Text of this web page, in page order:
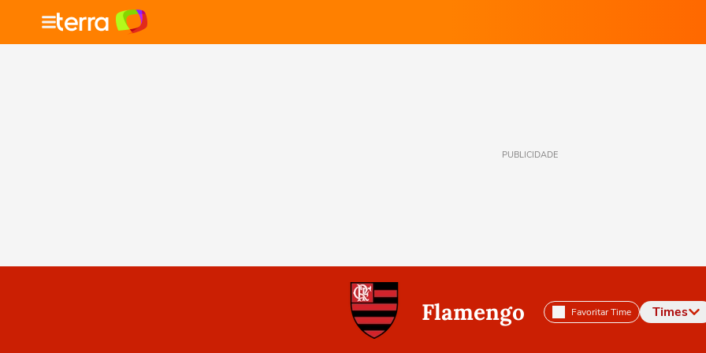
PUBLICIDADE
Flamengo Favoritar Time Times